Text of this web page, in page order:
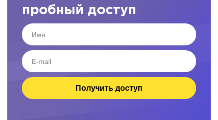
пробный доступ
Получить доступ